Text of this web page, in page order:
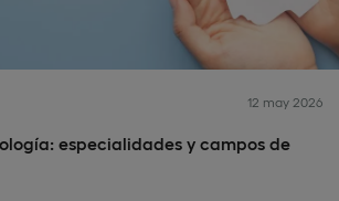
12 may 2026
especialidades y campos de